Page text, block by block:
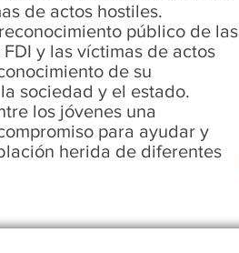
de actos hostiles.
público de las
y las víctimas de actos
de su
sociedad y el estado.
los jóvenes una
para ayudar y
herida de diferentes